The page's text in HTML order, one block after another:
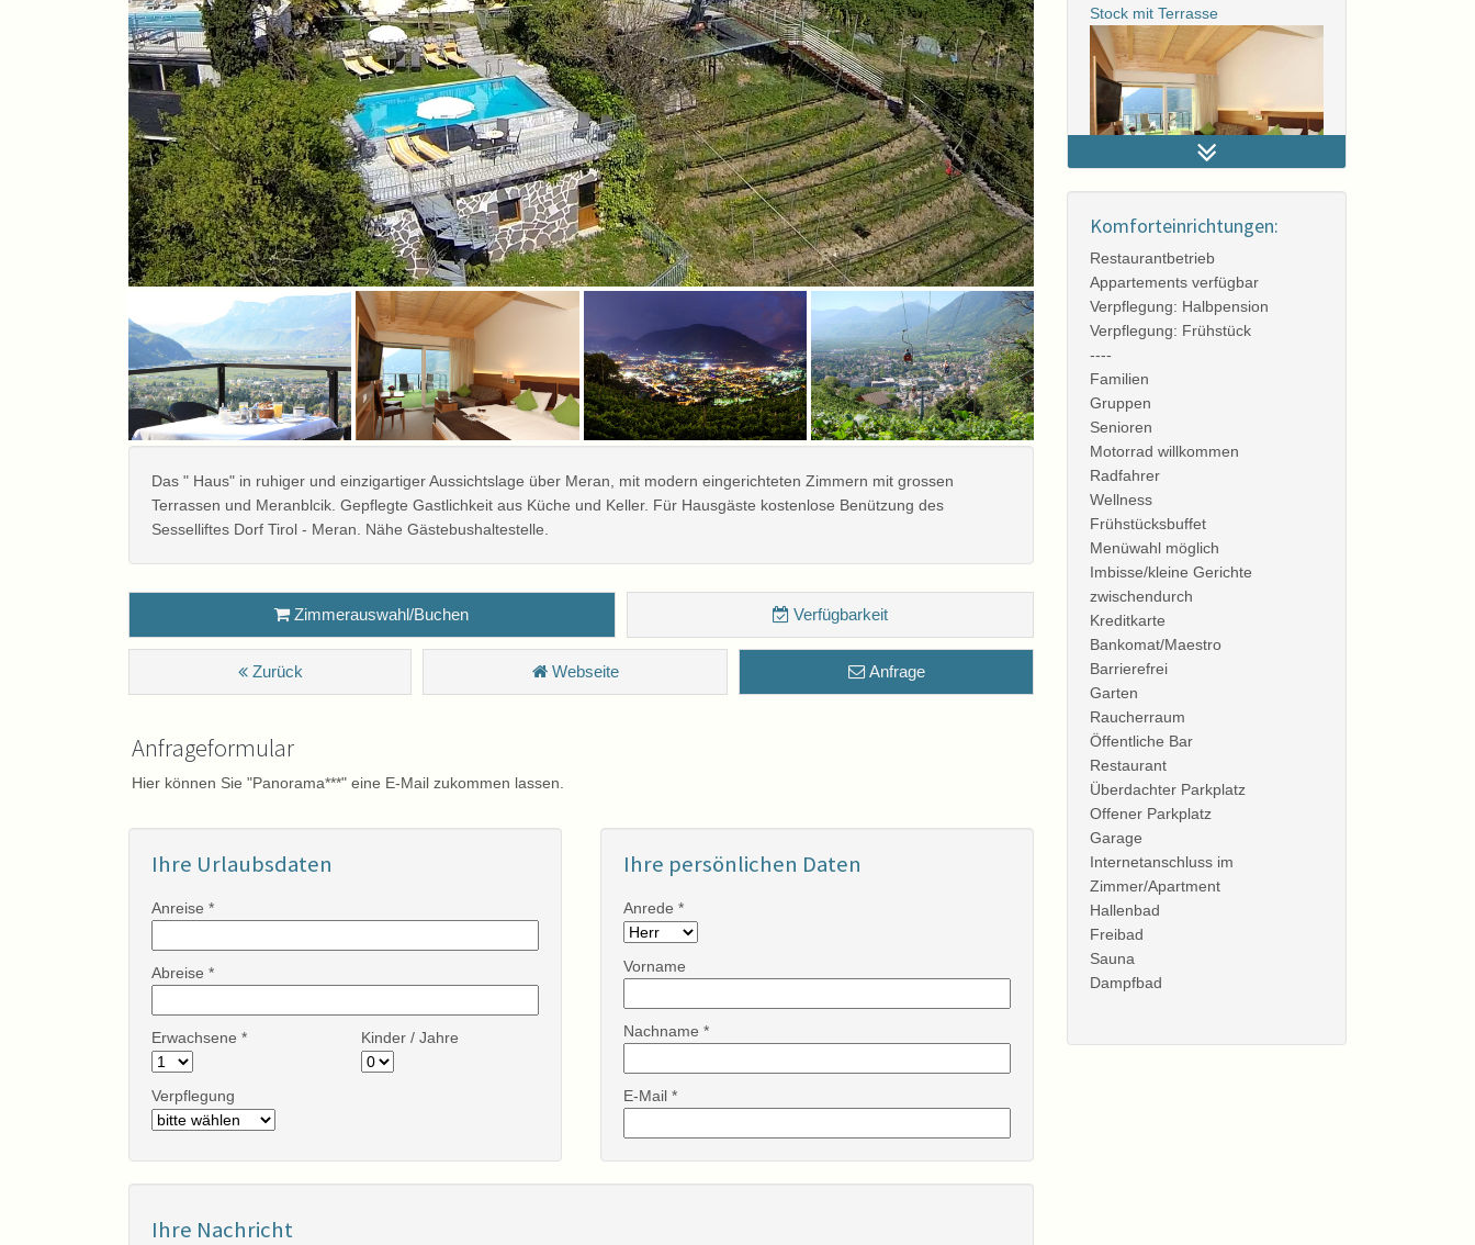
Das " Haus" in ruhiger und einzigartiger Aussichtslage über Meran, mit modern eingerichteten Zimmern mit grossen
Terrassen und Meranblcik. Gepflegte Gastlichkeit aus Küche und Keller. Für Hausgäste kostenlose Benützung des
Sesselliftes Dorf Tirol - Meran. Nähe Gästebushaltestelle.
Zimmerauswahl/Buchen Verfügbarkeit
Zurück Webseite Anfrage
Anfrageformular
Hier können Sie "Panorama***" eine E-Mail zukommen lassen.
Ihre Urlaubsdaten
Anreise *
Abreise *
Erwachsene * Kinder / Jahre
Verpflegung
Ihre persönlichen Daten
Anrede *
Vorname
Nachname *
E-Mail *
Ihre Nachricht
Stock mit Terrasse
Zimmer im 4. Stock Typ E mit
Terrasse
Zimmer im 4. Stock Typ E mit
Terrasse
Zimmer im 1. Stock Typ A mit
Rundbalkon
Komforteinrichtungen:
Restaurantbetrieb
Appartements verfügbar
Verpflegung: Halbpension
Verpflegung: Frühstück
----
Familien
Gruppen
Senioren
Motorrad willkommen
Radfahrer
Wellness
Frühstücksbuffet
Menüwahl möglich
Imbisse/kleine Gerichte
zwischendurch
Kreditkarte
Bankomat/Maestro
Barrierefrei
Garten
Raucherraum
Öffentliche Bar
Restaurant
Überdachter Parkplatz
Offener Parkplatz
Garage
Internetanschluss im
Zimmer/Apartment
Hallenbad
Freibad
Sauna
Dampfbad